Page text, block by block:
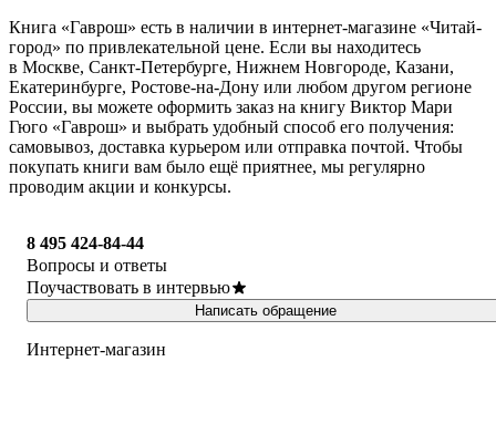
Книга «Гаврош» есть в наличии в интернет-магазине «Читай-
город» по привлекательной цене. Если вы находитесь
в Москве, Санкт-Петербурге, Нижнем Новгороде, Казани,
Екатеринбурге, Ростове-на-Дону или любом другом регионе
России, вы можете оформить заказ на книгу Виктор Мари
Гюго «Гаврош» и выбрать удобный способ его получения:
самовывоз, доставка курьером или отправка почтой. Чтобы
покупать книги вам было ещё приятнее, мы регулярно
проводим акции и конкурсы.
8 495 424-84-44
Вопросы и ответы
Поучаствовать в интервью
Написать обращение
Интернет-магазин